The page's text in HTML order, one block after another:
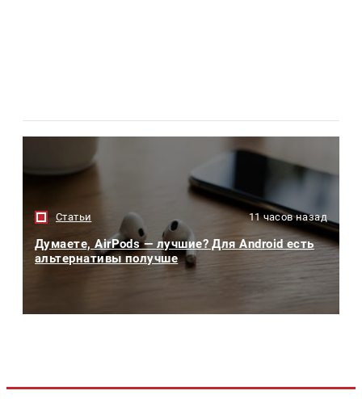
Статьи 11 часов назад
Думаете, AirPods — лучшие? Для Android есть
альтернативы получше